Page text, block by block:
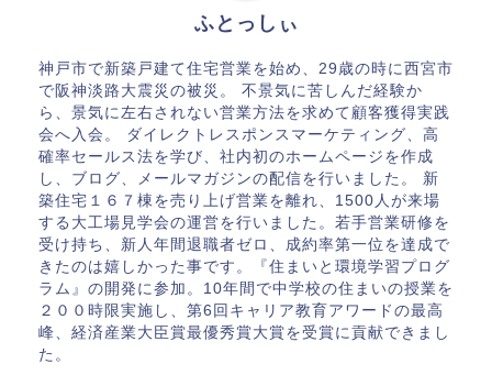
ふとっしぃ
神戸市で新築戸建て住宅営業を始め、29歳の時に西宮市
で阪神淡路大震災の被災。 不景気に苦しんだ経験か
ら、景気に左右されない営業方法を求めて顧客獲得実践
会へ入会。 ダイレクトレスポンスマーケティング、高
確率セールス法を学び、社内初のホームページを作成
し、ブログ、メールマガジンの配信を行いました。 新
築住宅１６７棟を売り上げ営業を離れ、1500人が来場
する大工場見学会の運営を行いました。若手営業研修を
受け持ち、新人年間退職者ゼロ、成約率第一位を達成で
きたのは嬉しかった事です。『住まいと環境学習プログ
ラム』の開発に参加。10年間で中学校の住まいの授業を
２００時限実施し、第6回キャリア教育アワードの最高
峰、経済産業大臣賞最優秀賞大賞を受賞に貢献できまし
た。